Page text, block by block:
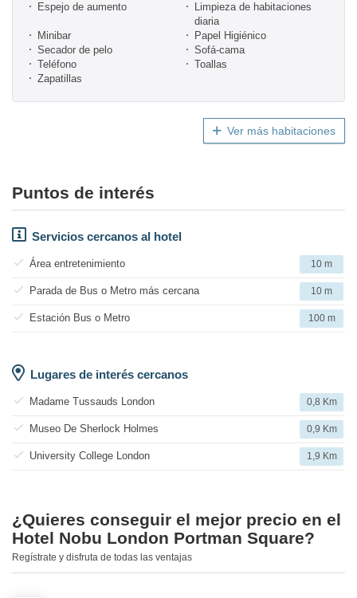
Espejo de aumento
Limpieza de habitaciones
diaria
Minibar
Papel Higiénico
Secador de pelo
Sofá-cama
Teléfono
Toallas
Zapatillas
Ver más habitaciones
Puntos de interés
Servicios cercanos al hotel
Área entretenimiento 10 m
Parada de Bus o Metro más cercana 10 m
Estación Bus o Metro 100 m
Lugares de interés cercanos
Madame Tussauds London 0,8 Km
Museo De Sherlock Holmes 0,9 Km
University College London 1,9 Km
¿Quieres conseguir el mejor precio en el
Hotel Nobu London Portman Square?
Regístrate y disfruta de todas las ventajas